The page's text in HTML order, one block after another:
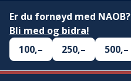
Er du fornøyd med NAOB?
Bli med og bidra!
100,–
250,– 500,–